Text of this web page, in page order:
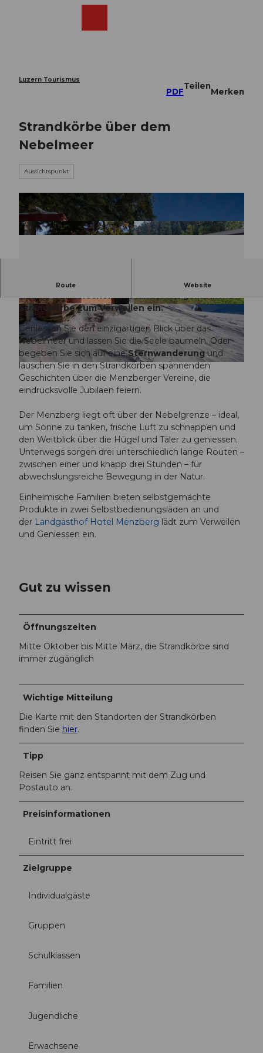
Luzern Tourismus
PDF
Teilen
Merken
Strandkörbe über dem
Nebelmeer
Aussichtspunkt
© Willisau Tourismus | Rita Pauchard
©CC-BY-NC ©CC-BY
Route Website
Auf dem Menzberg, auf 1’016 m ü. M., laden an
sieben wunderschönen Standorten gemütliche
Strandkörbe zum Verweilen ein.
Geniessen Sie den einzigartigen Blick über das
Nebelmeer und lassen Sie die Seele baumeln. Oder
begeben Sie sich auf eineSternwanderungund
lauschen Sie in den Strandkörben spannenden
Geschichten über die Menzberger Vereine, die
eindrucksvolle Jubiläen feiern.
Der Menzberg liegt oft über der Nebelgrenze – ideal,
um Sonne zu tanken, frische Luft zu schnappen und
den Weitblick über die Hügel und Täler zu geniessen.
Unterwegs sorgen drei unterschiedlich lange Routen –
zwischen einer und knapp drei Stunden – für
abwechslungsreiche Bewegung in der Natur.
Einheimische Familien bieten selbstgemachte
Produkte in zwei Selbstbedienungsläden an und
der Landgasthof Hotel Menzberg lädt zum Verweilen
und Geniessen ein.
Gut zu wissen
Öffnungszeiten
Mitte Oktober bis Mitte März, die Strandkörbe sind
immer zugänglich
Wichtige Mitteilung
Die Karte mit den Standorten der Strandkörben
finden Sie hier.
Tipp
Reisen Sie ganz entspannt mit dem Zug und
Postauto an.
Preisinformationen
Eintritt frei
Zielgruppe
Individualgäste
Gruppen
Schulklassen
Familien
Jugendliche
Erwachsene